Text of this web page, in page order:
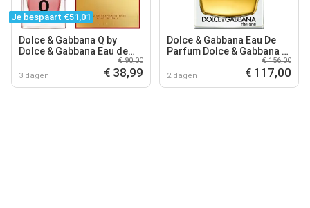
Je bespaart €51,01
Dolce & Gabbana Q by
Dolce & Gabbana Eau de
parfum spray intense 30ml
3 dagen
€ 90,00
€ 38,99
Dolce & Gabbana Eau De
Parfum Dolce & Gabbana -
The One Eau De Parfum -
75 ML
2 dagen
€ 156,00
€ 117,00